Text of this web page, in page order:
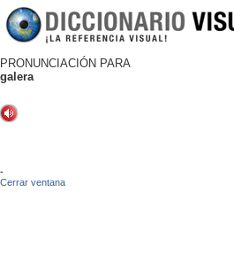
PRONUNCIACIÓN PARA
galera
-
Cerrar ventana